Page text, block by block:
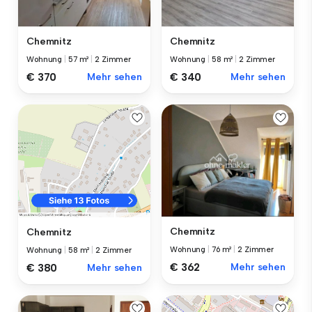
Chemnitz
Wohnung 57 m² |2 Zimmer
€ 370 Mehr sehen
Chemnitz
Wohnung 58 m² |2 Zimmer
€ 340 Mehr sehen
Chemnitz
Wohnung 58 m² |2 Zimmer
€ 380 Mehr sehen
Chemnitz
Wohnung 76 m² |2 Zimmer
€ 362 Mehr sehen